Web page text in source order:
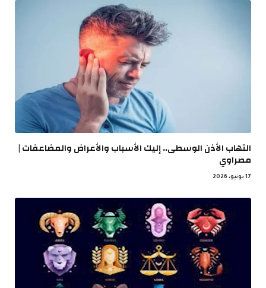
التهاب الأذن الوسطى.. إليك الأسباب والأعراض والمضاعفات |
مصراوي
17 يونيو، 2026